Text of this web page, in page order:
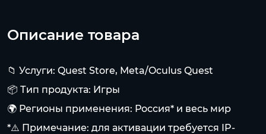
Описание товара
📁 Услуги: Quest Store, Meta/Oculus Quest
📦 Тип продукта: Игры
🌍 Регионы применения: Россия* и весь мир
*⚠️ Примечание: для активации требуется IP-